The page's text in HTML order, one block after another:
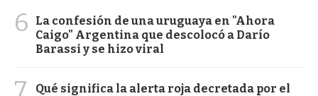
6
La confesión de una uruguaya en "Ahora
Caigo" Argentina que descolocó a Darío
Barassi y se hizo viral
Qué significa la alerta roja decretada por el